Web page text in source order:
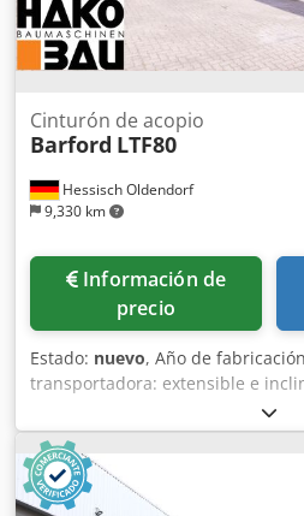
Hessisch Oldendorf
9,330 km
Cinturón de acopio
Barford LTF80
Información de
precio
Estado: nuevo, Año de
transportadora: extensible e
Rascadores: rascador delantero
cinta transportadora: 25 000
4.4 de velocidad fija, 133 CV.
placas de base de 400 mm. Altura
27,5°: 8 820 / 11 000 mm. Ancho